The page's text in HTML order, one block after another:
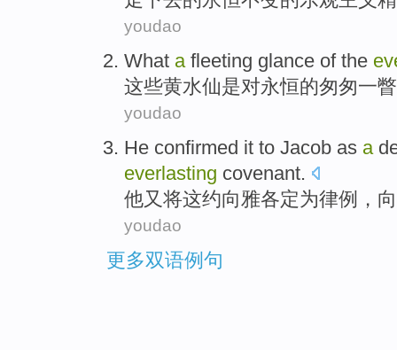
youdao
What a fleeting glance of the
这些黄水仙是对永恒的匆匆一瞥
youdao
He confirmed it to Jacob as a
everlasting covenant.
他又将这约向雅各定为律例 ，向
youdao
更多双语例句